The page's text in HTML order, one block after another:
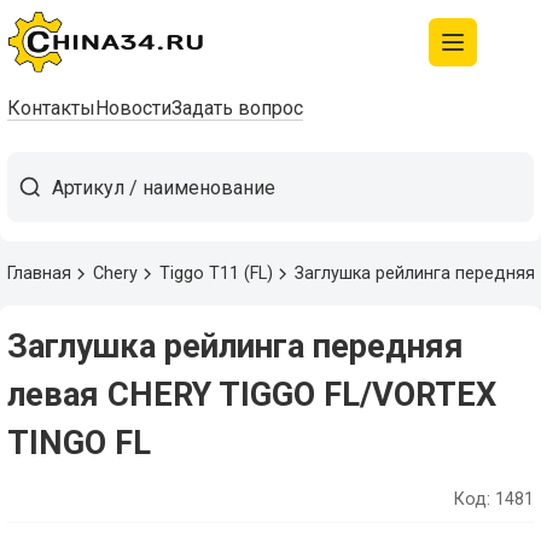
КонтактыНовостиЗадать вопрос
Главная Chery Tiggo T11 (FL) Заглушка рейлинга передняя
Заглушка рейлинга передняя
левая CHERY TIGGO FL/VORTEX
TINGO FL
Код: 1481